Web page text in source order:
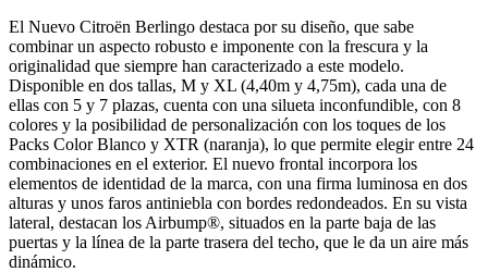
El Nuevo Citroën Berlingo destaca por su diseño, que sabe
combinar un aspecto robusto e imponente con la frescura y la
originalidad que siempre han caracterizado a este modelo.
Disponible en dos tallas, M y XL (4,40m y 4,75m), cada una de
ellas con 5 y 7 plazas, cuenta con una silueta inconfundible, con 8
colores y la posibilidad de personalización con los toques de los
Packs Color Blanco y XTR (naranja), lo que permite elegir entre 24
combinaciones en el exterior. El nuevo frontal incorpora los
elementos de identidad de la marca, con una firma luminosa en dos
alturas y unos faros antiniebla con bordes redondeados. En su vista
lateral, destacan los Airbump®, situados en la parte baja de las
puertas y la línea de la parte trasera del techo, que le da un aire más
dinámico.